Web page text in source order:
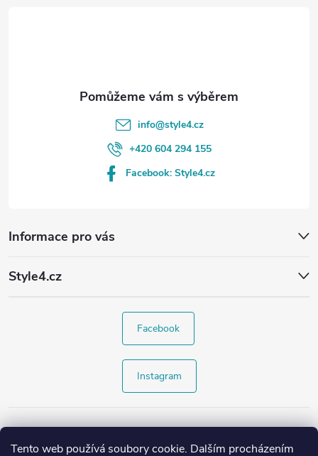
Tento web používá soubory cookie. Dalším procházením
Informace pro vás
Style4.cz
info@style4.cz
+420 604 294 155
Facebook: Style4.cz
Facebook
Instagram